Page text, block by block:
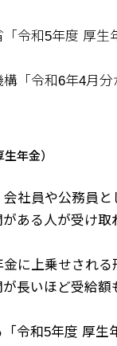
「令和5年度 厚生
構「令和6年4月
年金）
社員や公務員と
ある人が受け取
金に上乗せされる
長いほど受給額
令和5年度 厚生